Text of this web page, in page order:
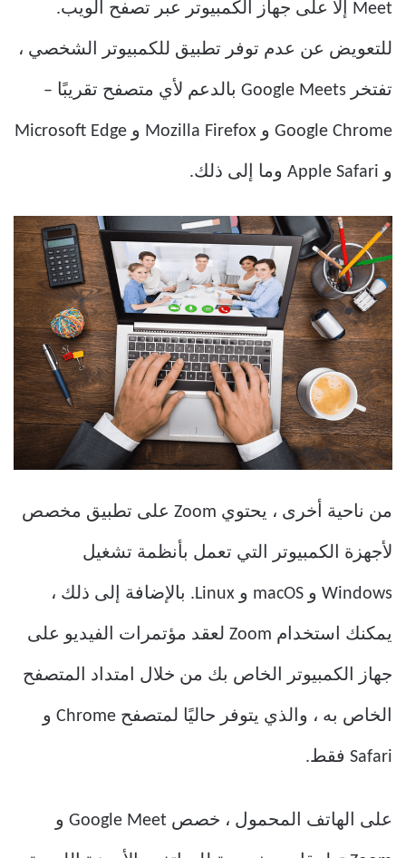
Meet إلا على جهاز الكمبيوتر عبر تصفح الويب.
للتعويض عن عدم توفر تطبيق للكمبيوتر الشخصي ،
تفتخر Google Meets بالدعم لأي متصفح تقريبًا –
Google Chrome و Mozilla Firefox و Microsoft Edge
و Apple Safari وما إلى ذلك.
من ناحية أخرى ، يحتوي Zoom على تطبيق مخصص
لأجهزة الكمبيوتر التي تعمل بأنظمة تشغيل
Windows و macOS و Linux. بالإضافة إلى ذلك ،
يمكنك استخدام Zoom لعقد مؤتمرات الفيديو على
جهاز الكمبيوتر الخاص بك من خلال امتداد المتصفح
الخاص به ، والذي يتوفر حاليًا لمتصفح Chrome و
Safari فقط.
على الهاتف المحمول ، خصص Google Meet و